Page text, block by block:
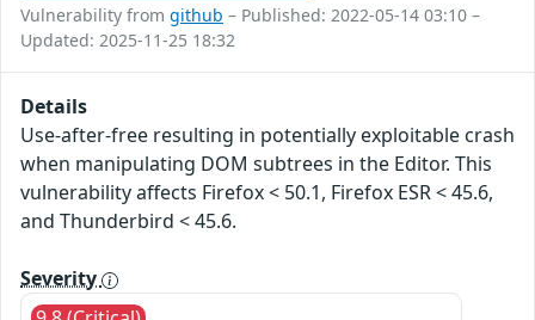
Vulnerability from github – Published: 2022-05-14 03:10 –
Updated: 2025-11-25 18:32
Details
Use-after-free resulting in potentially exploitable crash
when manipulating DOM subtrees in the Editor. This
vulnerability affects Firefox < 50.1, Firefox ESR < 45.6,
and Thunderbird < 45.6.
Severity